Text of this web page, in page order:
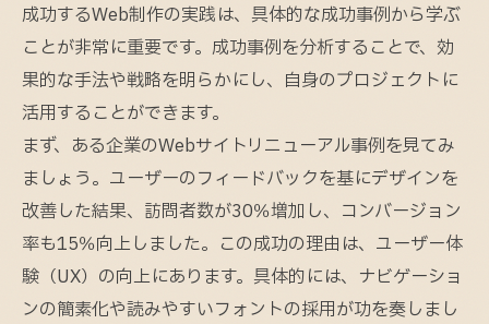
成功するWeb制作の実践は、具体的な成功事例から学ぶ
ことが非常に重要です。成功事例を分析することで、効
果的な手法や戦略を明らかにし、自身のプロジェクトに
活用することができます。
まず、ある企業のWebサイトリニューアル事例を見てみ
ましょう。ユーザーのフィードバックを基にデザインを
改善した結果、訪問者数が30％増加し、コンバージョン
率も15％向上しました。この成功の理由は、ユーザー体
験（UX）の向上にあります。具体的には、ナビゲーショ
ンの簡素化や読みやすいフォントの採用が功を奏しまし